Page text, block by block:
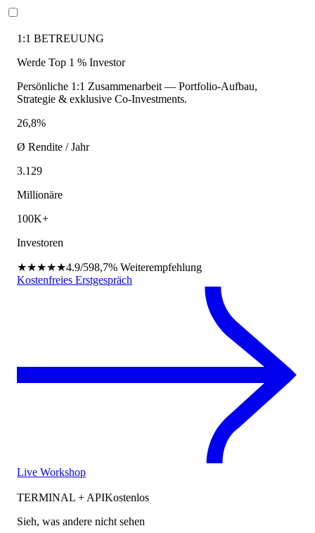
1:1 BETREUUNG
Werde Top 1 % Investor
Persönliche 1:1 Zusammenarbeit — Portfolio-Aufbau,
Strategie & exklusive Co-Investments.
26,8%
Ø Rendite / Jahr
3.129
Millionäre
100K+
Investoren
★★★★★4.9/598,7% Weiterempfehlung
Kostenfreies Erstgespräch
Live Workshop
TERMINAL + APIKostenlos
Sieh, was andere nicht sehen